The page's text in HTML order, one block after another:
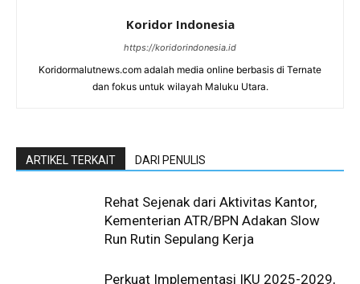
Koridor Indonesia
https://koridorindonesia.id
Koridormalutnews.com adalah media online berbasis di Ternate
dan fokus untuk wilayah Maluku Utara.
ARTIKEL TERKAIT DARI PENULIS
Rehat Sejenak dari Aktivitas Kantor,
Kementerian ATR/BPN Adakan Slow
Run Rutin Sepulang Kerja ‎
Perkuat Implementasi IKU 2025-2029,